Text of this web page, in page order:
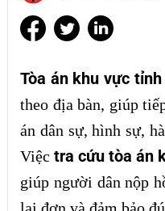
Tòa án khu vực
theo địa bàn, giúp
án dân sự, hình sự,
Việc tra cứu tòa án
giúp người dân nộp